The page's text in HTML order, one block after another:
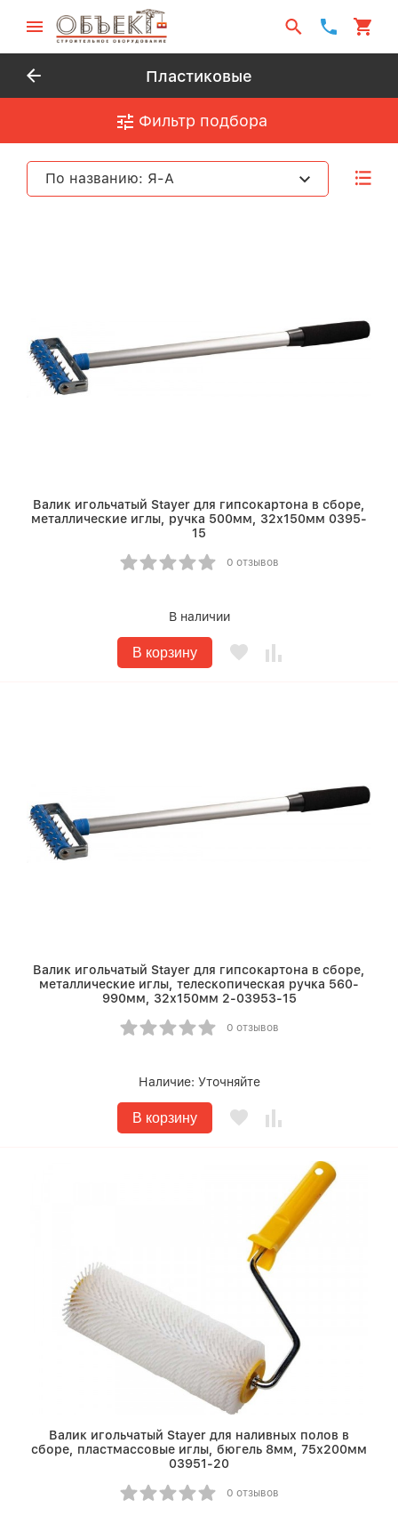
Пластиковые
Фильтр подбора
По названию: Я-А
Валик игольчатый Stayer для гипсокартона в сборе,
металлические иглы, ручка 500мм, 32х150мм 0395-
15
0 отзывов
В наличии
В корзину
Валик игольчатый Stayer для гипсокартона в сборе,
металлические иглы, телескопическая ручка 560-
990мм, 32х150мм 2-03953-15
0 отзывов
Наличие: Уточняйте
В корзину
Валик игольчатый Stayer для наливных полов в
сборе, пластмассовые иглы, бюгель 8мм, 75х200мм
03951-20
0 отзывов